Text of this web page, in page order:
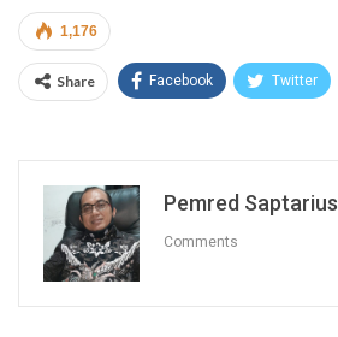
1,176
Share Facebook Twitter
Pemred Saptarius
Comments